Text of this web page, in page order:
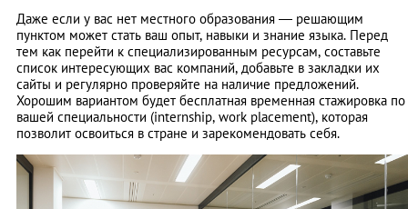
Даже если у вас нет местного образования — решающим
пунктом может стать ваш опыт, навыки и знание языка. Перед
тем как перейти к специализированным ресурсам, составьте
список интересующих вас компаний, добавьте в закладки их
сайты и регулярно проверяйте на наличие предложений.
Хорошим вариантом будет бесплатная временная стажировка по
вашей специальности (internship, work placement), которая
позволит освоиться в стране и зарекомендовать себя.